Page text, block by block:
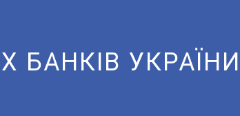
БАНКІВ УКРАЇНИ